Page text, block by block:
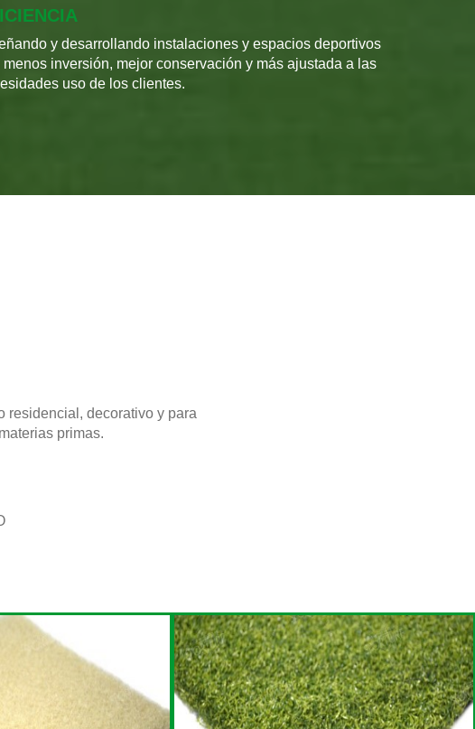
y desarrollando instalaciones y espacios deportivos
menos inversión, mejor conservación y más ajustada a las
uso de los clientes.
residencial, decorativo y para
primas.